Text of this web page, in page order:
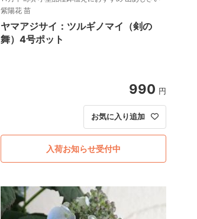
紫陽花 苗
ヤマアジサイ：ツルギノマイ（剣の
舞）4号ポット
990 円
お気に入り追加
入荷お知らせ受付中